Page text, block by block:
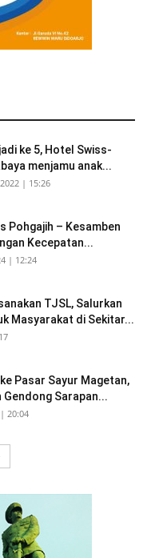
ke 5, Hotel Swiss-
menjamu anak...
| 15:26
Pohgajih – Kesamben
Kecepatan...
| 12:24
TJSL, Salurkan
Masyarakat di Sekitar...
Pasar Sayur Magetan,
Gendong Sarapan...
20:04